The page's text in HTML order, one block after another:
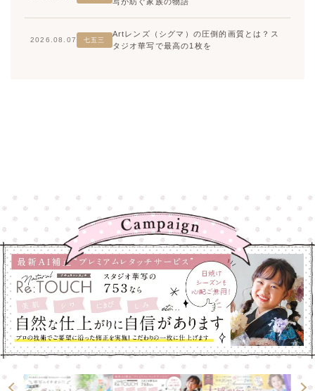
2026.08.07 七五三
Artレンズ（シグマ）の圧倒的画質とは？ス
タジオ華写で最高の1枚を
高崎店
大宮店
高崎店
大宮店